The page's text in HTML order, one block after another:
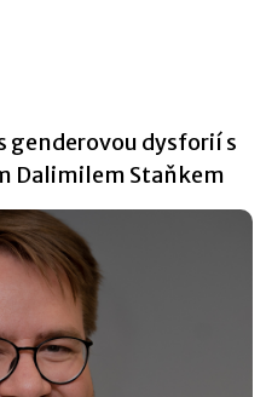
genderovou dysforií s
Dalimilem Staňkem